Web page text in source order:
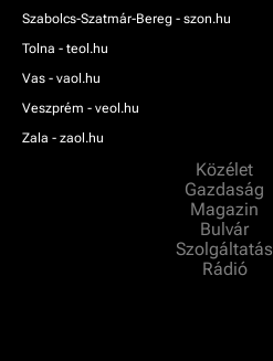
Szabolcs-Szatmár-Bereg - szon.hu
Tolna - teol.hu
Vas - vaol.hu
Veszprém - veol.hu
Zala - zaol.hu
Közélet
Gazdaság
Magazin
Bulvár
Szolgáltatás
Rádió